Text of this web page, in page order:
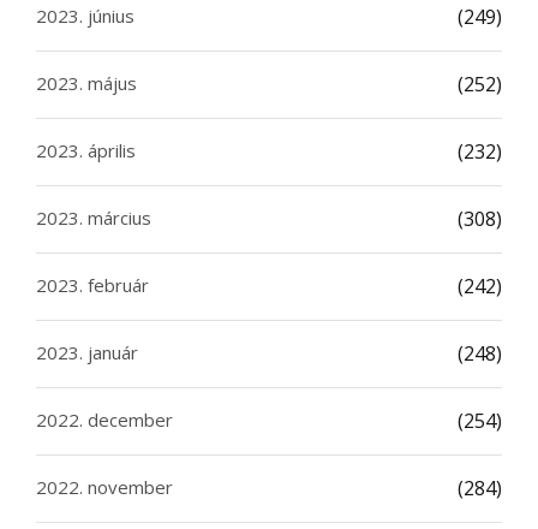
2023. június (249)
2023. május (252)
2023. április (232)
2023. március (308)
2023. február (242)
2023. január (248)
2022. december (254)
2022. november (284)